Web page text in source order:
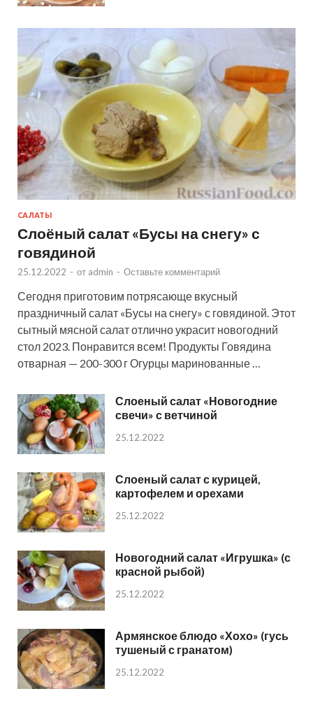
САЛАТЫ
Слоёный салат «Бусы на снегу» с
говядиной
25.12.2022 - от admin - Оставьте комментарий
Сегодня приготовим потрясающе вкусный
праздничный салат «Бусы на снегу» с говядиной. Этот
сытный мясной салат отлично украсит новогодний
стол 2023. Понравится всем! Продукты Говядина
отварная — 200-300 г Огурцы маринованные …
Слоеный салат «Новогодние
свечи» с ветчиной
25.12.2022
Слоеный салат с курицей,
картофелем и орехами
25.12.2022
Новогодний салат «Игрушка» (с
красной рыбой)
25.12.2022
Армянское блюдо «Хохо» (гусь
тушеный с гранатом)
25.12.2022